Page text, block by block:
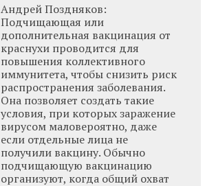
Андрей Поздняков:
Подчищающая или
дополнительная вакцинация от
краснухи проводится для
повышения коллективного
иммунитета, чтобы снизить риск
распространения заболевания.
Она позволяет создать такие
условия, при которых заражение
вирусом маловероятно, даже
если отдельные лица не
получили вакцину. Обычно
подчищающую вакцинацию
организуют, когда общий охват